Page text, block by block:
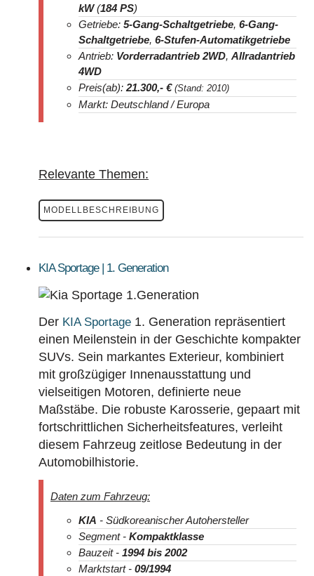
kW(184 PS)
Getriebe: 5-Gang-Schaltgetriebe, 6-Gang-
Schaltgetriebe, 6-Stufen-Automatikgetriebe
Antrieb: Vorderradantrieb 2WD, Allradantrieb
4WD
Preis(ab): 21.300,- € (Stand: 2010)
Markt: Deutschland / Europa
Relevante Themen:
MODELLBESCHREIBUNG
KIA Sportage | 1. Generation
Der KIA Sportage 1. Generation repräsentiert
einen Meilenstein in der Geschichte kompakter
SUVs. Sein markantes Exterieur, kombiniert
mit großzügiger Innenausstattung und
vielseitigen Motoren, definierte neue
Maßstäbe. Die robuste Karosserie, gepaart mit
fortschrittlichen Sicherheitsfeatures, verleiht
diesem Fahrzeug zeitlose Bedeutung in der
Automobilhistorie.
Daten zum Fahrzeug:
KIA - Südkoreanischer Autohersteller
Segment - Kompaktklasse
Bauzeit - 1994 bis 2002
Marktstart - 09/1994